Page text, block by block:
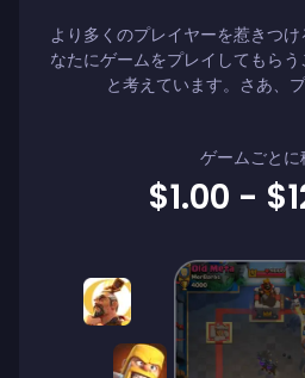
より多くのプレイヤーを惹きつ
なたにゲームをプレイしてもら
と考えています。さあ、
ゲームごとに
$1.00 -